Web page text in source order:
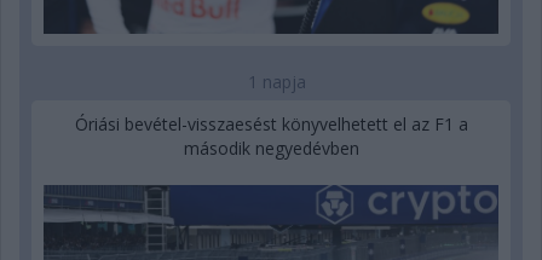
1 napja
Óriási bevétel-visszaesést könyvelhetett el az F1 a
második negyedévben